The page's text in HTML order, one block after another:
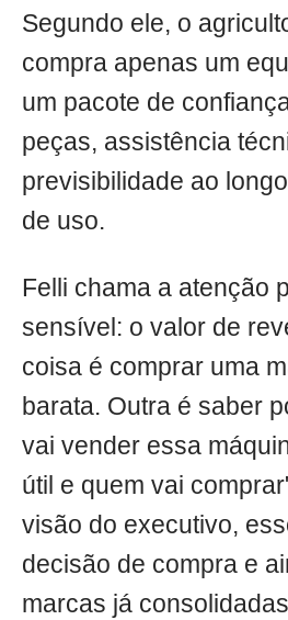
Segundo ele, o
compra apenas um
um pacote de
peças, assistência
previsibilidade ao
de uso.
Felli chama a atenção
sensível: o valor de
coisa é comprar uma
barata. Outra é saber
vai vender essa
útil e quem vai
visão do executivo,
decisão de compra e
marcas já